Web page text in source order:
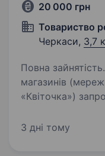
20 000 грн
Товариство
Черкаси, 3,7
Повна зайнятість. Товариство роздрібних
магазинів
«Квіточка»)
(Word; Excel; 1C); досвід роботи в торгівлі
3 дні тому